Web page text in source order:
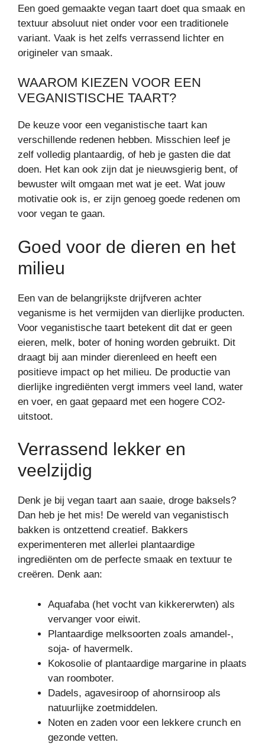
Een goed gemaakte vegan taart doet qua smaak en
textuur absoluut niet onder voor een traditionele
variant. Vaak is het zelfs verrassend lichter en
origineler van smaak.
WAAROM KIEZEN VOOR EEN
VEGANISTISCHE TAART?
De keuze voor een veganistische taart kan
verschillende redenen hebben. Misschien leef je
zelf volledig plantaardig, of heb je gasten die dat
doen. Het kan ook zijn dat je nieuwsgierig bent, of
bewuster wilt omgaan met wat je eet. Wat jouw
motivatie ook is, er zijn genoeg goede redenen om
voor vegan te gaan.
Goed voor de dieren en het
milieu
Een van de belangrijkste drijfveren achter
veganisme is het vermijden van dierlijke producten.
Voor veganistische taart betekent dit dat er geen
eieren, melk, boter of honing worden gebruikt. Dit
draagt bij aan minder dierenleed en heeft een
positieve impact op het milieu. De productie van
dierlijke ingrediënten vergt immers veel land, water
en voer, en gaat gepaard met een hogere CO2-
uitstoot.
Verrassend lekker en
veelzijdig
Denk je bij vegan taart aan saaie, droge baksels?
Dan heb je het mis! De wereld van veganistisch
bakken is ontzettend creatief. Bakkers
experimenteren met allerlei plantaardige
ingrediënten om de perfecte smaak en textuur te
creëren. Denk aan:
Aquafaba (het vocht van kikkererwten) als
vervanger voor eiwit.
Plantaardige melksoorten zoals amandel-,
soja- of havermelk.
Kokosolie of plantaardige margarine in plaats
van roomboter.
Dadels, agavesiroop of ahornsiroop als
natuurlijke zoetmiddelen.
Noten en zaden voor een lekkere crunch en
gezonde vetten.